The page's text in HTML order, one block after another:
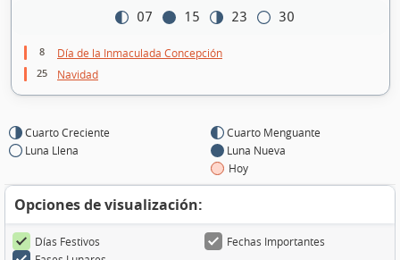
07 15 23 30
8 Día de la Inmaculada Concepción
25 Navidad
Cuarto Creciente
Luna Llena
Cuarto Menguante
Luna Nueva
Hoy
Opciones de visualización:
Días Festivos
Fechas Importantes